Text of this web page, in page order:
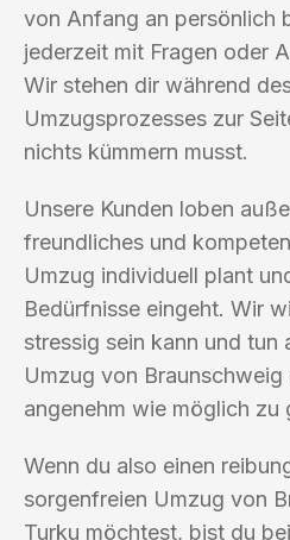
von Anfang an persönlich
jederzeit mit Fragen oder
Wir stehen dir während
Umzugsprozesses zur
nichts kümmern musst.
Unsere Kunden loben
freundliches und
Umzug individuell plant
Bedürfnisse eingeht. Wir
stressig sein kann und tun
Umzug von Braunschweig
angenehm wie möglich zu
Wenn du also einen
sorgenfreien Umzug von
Turku möchtest, bist du